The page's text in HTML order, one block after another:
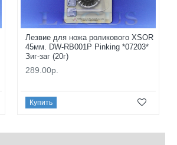
Лезвие для ножа роликового XSOR
45мм. DW-RB001P Pinking *07203*
Зиг-заг (20г)
289.00р.
Купить